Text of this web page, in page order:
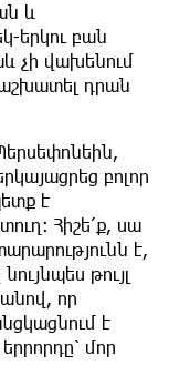
և
երկու բան
չի վախենում
դրան
բոլոր
է
Հիշե՛ք, սա
է,
թույլ
որ
է
մոր